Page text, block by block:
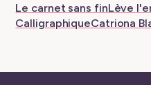
Le carnet sans finLève
CalligraphiqueCatriona